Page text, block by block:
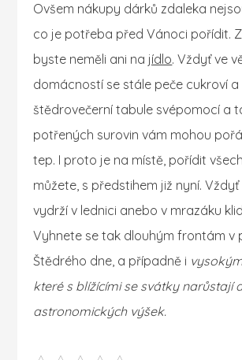
Ovšem nákupy dárků zdaleka
co je potřeba před Vánoci pořídit.
byste neměli ani na jídlo. Vždyť ve
domácností se stále peče cukroví
štědrovečerní tabule svépomocí a
potřených surovin vám mohou
tep. I proto je na místě, pořídit
můžete, s předstihem již nyní.
vydrží v lednici anebo v mrazáku
Vyhnete se tak dlouhým frontám v
Štědrého dne, a případně i
které s blížícími se svátky narůstají
astronomických výšek.